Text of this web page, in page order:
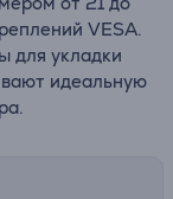
VESA.
для укладки
идеальную